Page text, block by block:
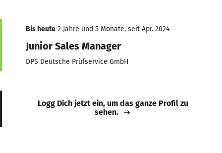
Bis heute 2 Jahre und 5 Monate, seit Apr. 2024
Junior Sales Manager
DPS Deutsche Prüfservice GmbH
Logg Dich jetzt ein, um das ganze Profil zu
sehen.